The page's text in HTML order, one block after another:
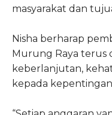
masyarakat dan
Nisha berharap
Murung Raya terus
keberlanjutan,
kepada